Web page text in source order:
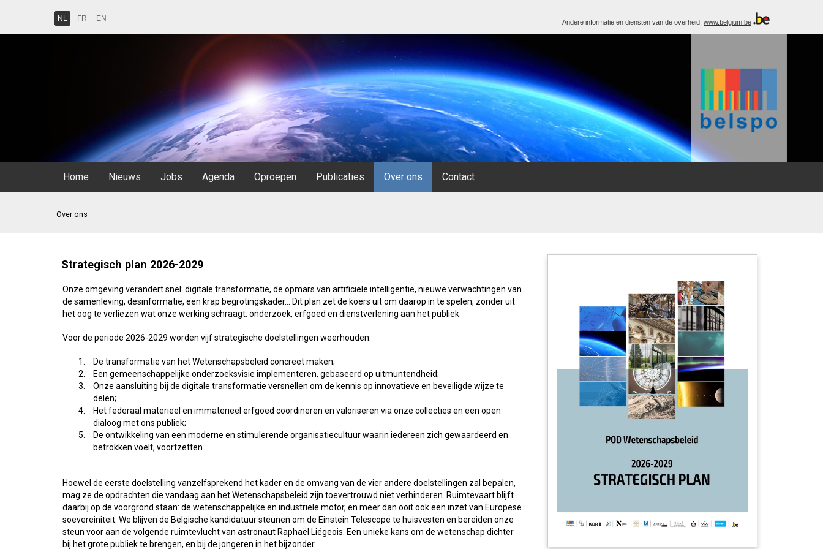
NL FR EN Andere informatie en diensten van de overheid: www.belgium.be
Home Nieuws Jobs Agenda Oproepen Publicaties Over ons Contact
Over ons
Strategisch plan 2026-2029
Onze omgeving verandert snel: digitale transformatie, de opmars van artificiële intelligentie, nieuwe verwachtingen van
de samenleving, desinformatie, een krap begrotingskader... Dit plan zet de koers uit om daarop in te spelen, zonder uit
het oog te verliezen wat onze werking schraagt: onderzoek, erfgoed en dienstverlening aan het publiek.
Voor de periode 2026-2029 worden vijf strategische doelstellingen weerhouden:
De transformatie van het Wetenschapsbeleid concreet maken;
Een gemeenschappelijke onderzoeksvisie implementeren, gebaseerd op uitmuntendheid;
Onze aansluiting bij de digitale transformatie versnellen om de kennis op innovatieve en beveiligde wijze te
delen;
Het federaal materieel en immaterieel erfgoed coördineren en valoriseren via onze collecties en een open
dialoog met ons publiek;
De ontwikkeling van een moderne en stimulerende organisatiecultuur waarin iedereen zich gewaardeerd en
betrokken voelt, voortzetten.
Hoewel de eerste doelstelling vanzelfsprekend het kader en de omvang van de vier andere doelstellingen zal bepalen,
mag ze de opdrachten die vandaag aan het Wetenschapsbeleid zijn toevertrouwd niet verhinderen. Ruimtevaart blijft
daarbij op de voorgrond staan: de wetenschappelijke en industriële motor, en meer dan ooit ook een inzet van Europese
soevereiniteit. We blijven de Belgische kandidatuur steunen om de Einstein Telescope te huisvesten en bereiden onze
steun voor aan de volgende ruimtevlucht van astronaut Raphaël Liégeois. Een unieke kans om de wetenschap dichter
bij het grote publiek te brengen, en bij de jongeren in het bijzonder.